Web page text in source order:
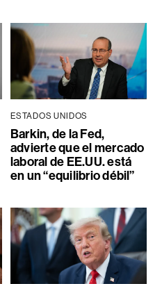
ESTADOS UNIDOS
Barkin, de la Fed,
advierte que el mercado
laboral de EE.UU. está
en un “equilibrio débil”